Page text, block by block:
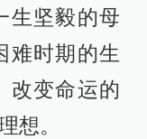
生坚毅的母
难时期的生
改变命运的
想。